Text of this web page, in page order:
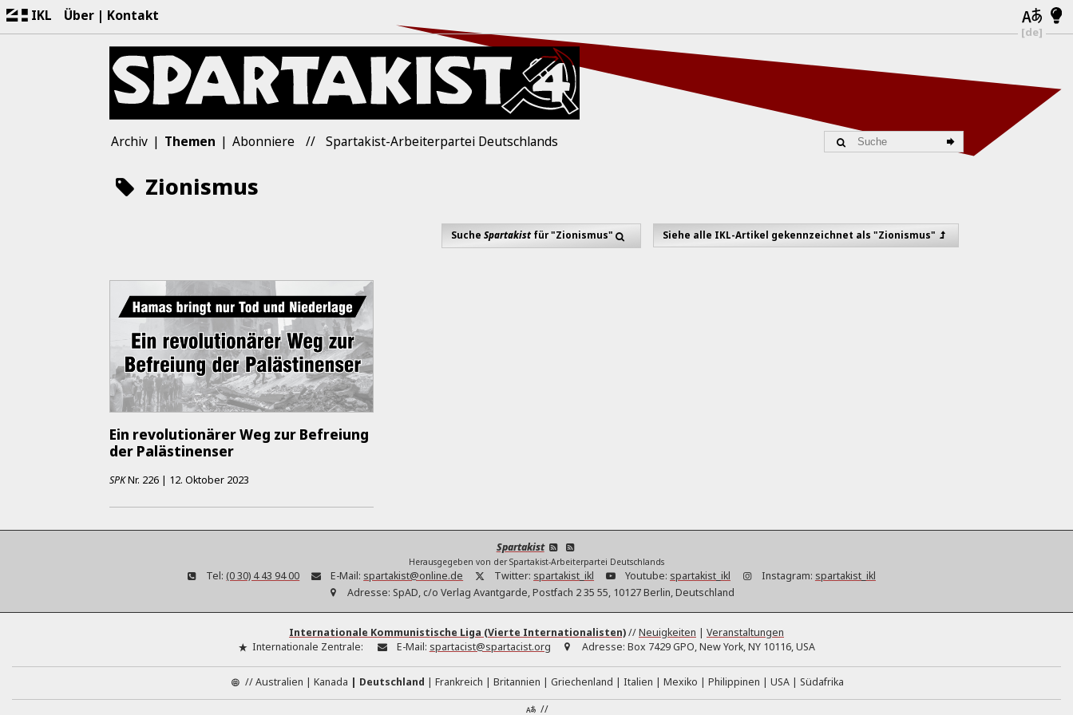
IKL Über Kontakt
[de]
Archiv Themen Abonniere Spartakist-Arbeiterpartei Deutschlands
Zionismus
SucheSpartakistfür "Zionismus" Siehe alle IKL-Artikel gekennzeichnet als "Zionismus"
Ein revolutionärer Weg zur Befreiung
der Palästinenser
SPKNr. 226 | 12. Oktober 2023
Spartakist
Herausgegeben von der Spartakist-Arbeiterpartei Deutschlands
Tel: (0 30) 4 43 94 00 E-Mail: spartakist@online.de Twitter: spartakist_ikl Youtube: spartakist_ikl Instagram: spartakist_ikl
Adresse: SpAD, c/o Verlag Avantgarde, Postfach 2 35 55, 10127 Berlin, Deutschland
Internationale Kommunistische Liga (Vierte Internationalisten)//Neuigkeiten | Veranstaltungen
Internationale Zentrale:
E-Mail: spartacist@spartacist.org Adresse: Box 7429 GPO, New York, NY 10116, USA
//Australien Kanada Deutschland Frankreich Britannien Griechenland Italien Mexiko Philippinen USA Südafrika
//